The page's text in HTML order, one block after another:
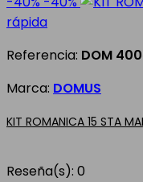
rápida
Referencia: DOM
Marca: DOMUS
KIT ROMANICA 15 STA
Reseña(s): 0